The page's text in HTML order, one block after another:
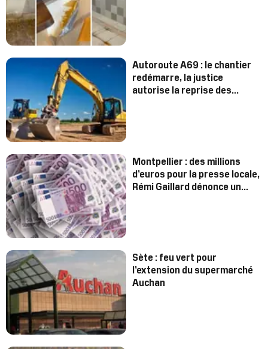
Autoroute A69 : le chantier
redémarre, la justice
autorise la reprise des
Montpellier : des millions
d’euros pour la presse locale,
Rémi Gaillard dénonce un
Sète : feu vert pour
l’extension du supermarché
Auchan